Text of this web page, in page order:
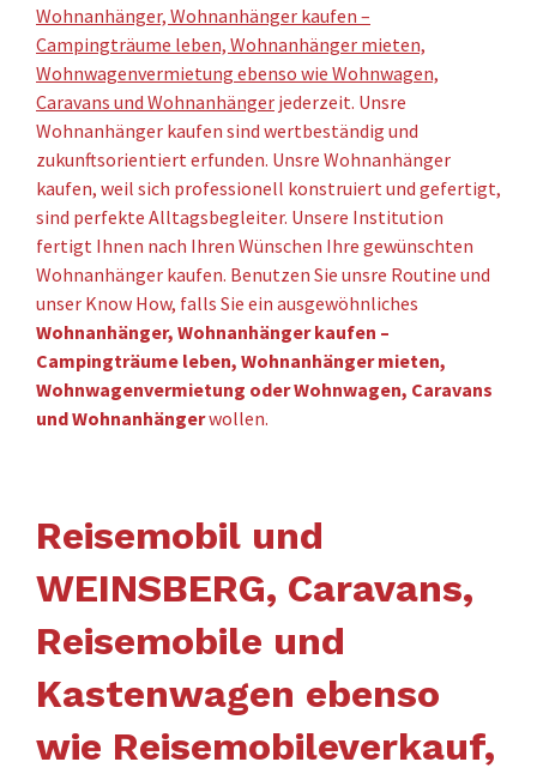
Wohnanhänger, Wohnanhänger kaufen –
Campingträume leben, Wohnanhänger mieten,
Wohnwagenvermietung ebenso wie Wohnwagen,
Caravans und Wohnanhänger jederzeit. Unsre
Wohnanhänger kaufen sind wertbeständig und
zukunftsorientiert erfunden. Unsre Wohnanhänger
kaufen, weil sich professionell konstruiert und gefertigt,
sind perfekte Alltagsbegleiter. Unsere Institution
fertigt Ihnen nach Ihren Wünschen Ihre gewünschten
Wohnanhänger kaufen. Benutzen Sie unsre Routine und
unser Know How, falls Sie ein ausgewöhnliches
Wohnanhänger, Wohnanhänger kaufen –
Campingträume leben, Wohnanhänger mieten,
Wohnwagenvermietung oder Wohnwagen, Caravans
und Wohnanhängerwollen.
Reisemobil und
WEINSBERG, Caravans,
Reisemobile und
Kastenwagen ebenso
wie Reisemobileverkauf,